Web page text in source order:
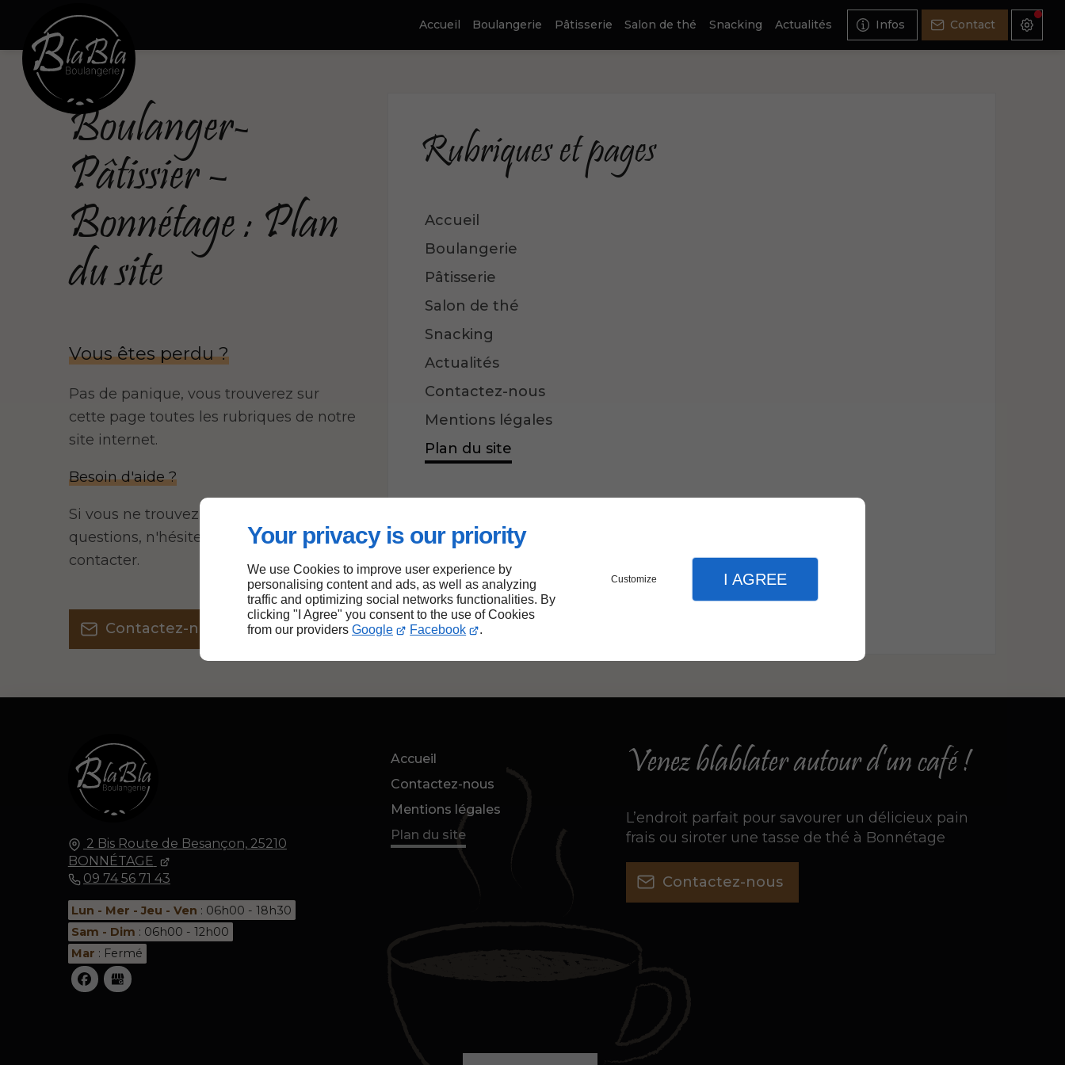
Your privacy is our priority
We use Cookies to improve user experience by
personalising content and ads, as well as analyzing
traffic and optimizing social networks functionalities. By
clicking "I Agree" you consent to the use of Cookies
from our providers Google Facebook .
Customize I AGREE
Accueil Boulangerie Pâtisserie Salon de thé Snacking Actualités Infos Contact
Boulanger-
Pâtissier –
Bonnétage : Plan
du site
Vous êtes perdu ?
Pas de panique, vous trouverez sur
cette page toutes les rubriques de notre
site internet.​​
Besoin d'aide ?
Si vous ne trouvez pas de réponse à vos
questions, n'hésitez pas à nous
contacter.
Contactez-nous
Rubriques et pages
Accueil
Boulangerie
Pâtisserie
Salon de thé
Snacking
Actualités
Contactez-nous
Mentions légales
Plan du site
2 Bis Route de Besançon, 25210
BONNÉTAGE
09 74 56 71 43
Lun - Mer - Jeu - Ven : 06h00 - 18h30
Sam - Dim : 06h00 - 12h00
Mar : Fermé
Accueil
Contactez-nous
Mentions légales
Plan du site
Venez blablater autour d’un café !
L’endroit parfait pour savourer un délicieux pain
frais ou siroter une tasse de thé à Bonnétage
Contactez-nous